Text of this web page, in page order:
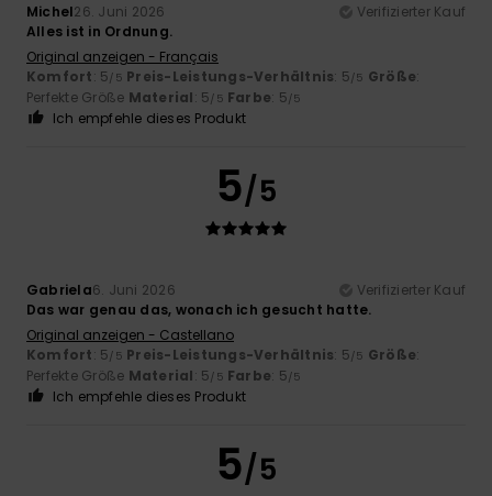
Michel26. Juni 2026
Verifizierter Kauf
Alles ist in Ordnung.
Original anzeigen - Français
Komfort: 5/5 Preis-Leistungs-Verhältnis: 5/5 Größe:
Perfekte Größe Material: 5/5 Farbe: 5/5
Ich empfehle dieses Produkt
5/5
Gabriela6. Juni 2026
Verifizierter Kauf
Das war genau das, wonach ich gesucht hatte.
Original anzeigen - Castellano
Komfort: 5/5 Preis-Leistungs-Verhältnis: 5/5 Größe:
Perfekte Größe Material: 5/5 Farbe: 5/5
Ich empfehle dieses Produkt
5/5